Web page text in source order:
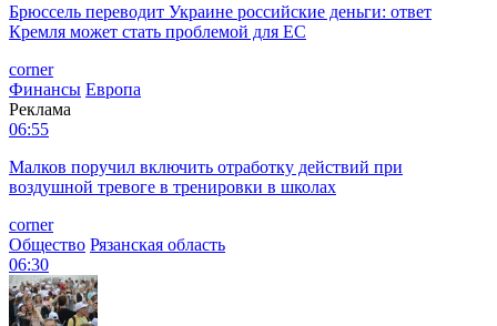
Брюссель переводит Украине российские деньги: ответ
Кремля может стать проблемой для EC
corner
Финансы Европа
Реклама
06:55
Малков поручил включить отработку действий при
воздушной тревоге в тренировки в школах
corner
Общество Рязанская область
06:30